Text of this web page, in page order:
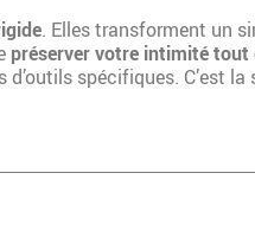
. Elles transforment un
préserver votre intimité
spécifiques. C’est